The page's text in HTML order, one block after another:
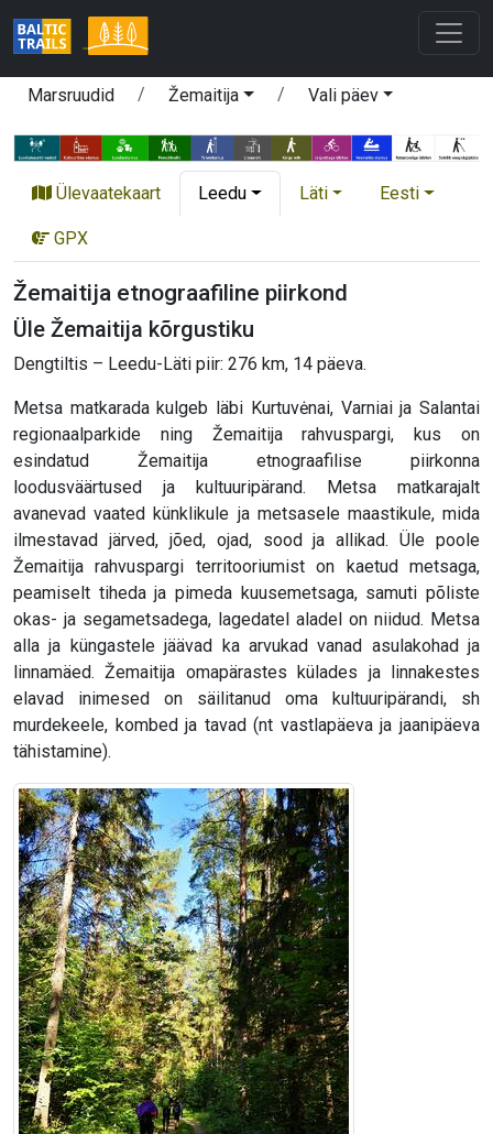
Marsruudid Žemaitija Vali päev
Ülevaatekaart Leedu Läti Eesti
GPX
Žemaitija etnograafiline piirkond
Üle Žemaitija kõrgustiku
Dengtiltis – Leedu-Läti piir: 276 km, 14 päeva.
Metsa matkarada kulgeb läbi Kurtuvėnai, Varniai ja Salantai
regionaalparkide ning Žemaitija rahvuspargi, kus on
esindatud Žemaitija etnograafilise piirkonna
loodusväärtused ja kultuuripärand. Metsa matkarajalt
avanevad vaated künklikule ja metsasele maastikule, mida
ilmestavad järved, jõed, ojad, sood ja allikad. Üle poole
Žemaitija rahvuspargi territooriumist on kaetud metsaga,
peamiselt tiheda ja pimeda kuusemetsaga, samuti põliste
okas- ja segametsadega, lagedatel aladel on niidud. Metsa
alla ja küngastele jäävad ka arvukad vanad asulakohad ja
linnamäed. Žemaitija omapärastes külades ja linnakestes
elavad inimesed on säilitanud oma kultuuripärandi, sh
murdekeele, kombed ja tavad (nt vastlapäeva ja jaanipäeva
tähistamine).